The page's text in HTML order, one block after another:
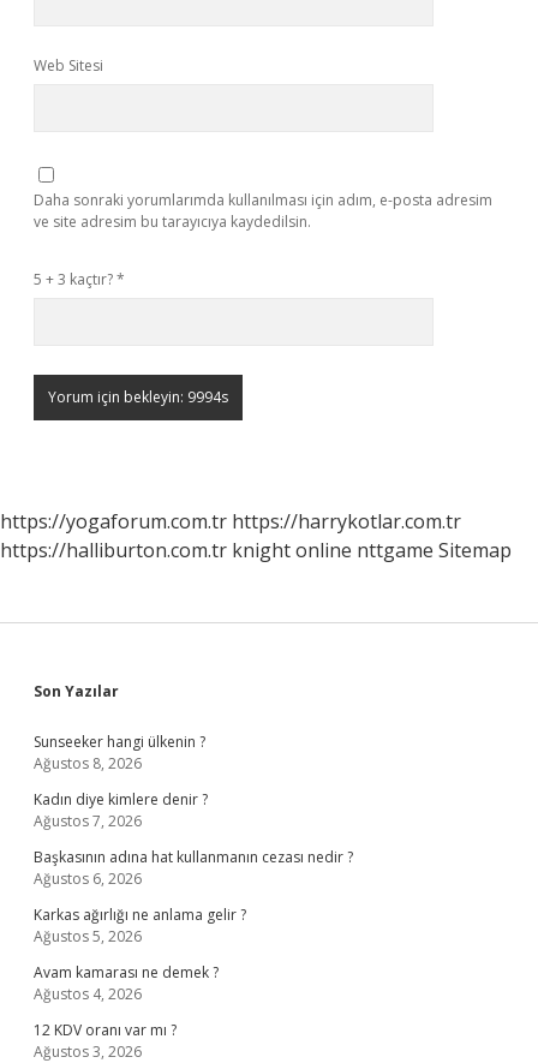
Web Sitesi
Daha sonraki yorumlarımda kullanılması için adım, e-posta adresim
ve site adresim bu tarayıcıya kaydedilsin.
5 + 3 kaçtır?*
https://yogaforum.com.tr https://harrykotlar.com.tr
https://halliburton.com.tr knight online nttgame Sitemap
Sidebar
Son Yazılar
Sunseeker hangi ülkenin ?
Ağustos 8, 2026
Kadın diye kimlere denir ?
Ağustos 7, 2026
Başkasının adına hat kullanmanın cezası nedir ?
Ağustos 6, 2026
Karkas ağırlığı ne anlama gelir ?
Ağustos 5, 2026
Avam kamarası ne demek ?
Ağustos 4, 2026
12 KDV oranı var mı ?
Ağustos 3, 2026